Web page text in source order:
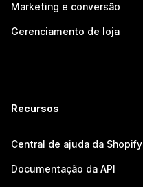
Marketing e conversão
Gerenciamento de loja
Recursos
Central de ajuda da Shopify
Documentação da API